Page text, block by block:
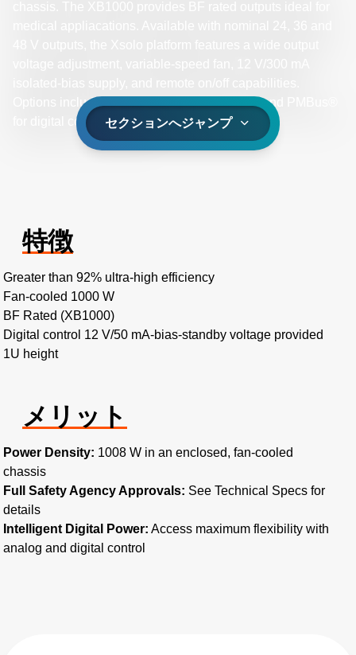
Options include OR-ing for N+1 redundancy and PMBus®
for digital communications.セクションへジャンプ
特徴
Greater than 92% ultra-high efficiency
Fan-cooled 1000 W
BF Rated (XB1000)
Digital control 12 V/50 mA-bias-standby voltage provided
1U height
メリット
Power Density: 1008 W in an enclosed, fan-cooled
chassis
Full Safety Agency Approvals: See Technical Specs for
details
Intelligent Digital Power: Access maximum flexibility with
analog and digital control